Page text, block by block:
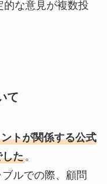
的な意見が複数投
て
トが関係する公式
した。
ルでの際、顧問